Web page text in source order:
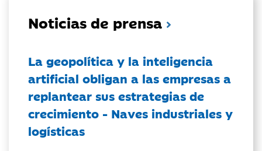
Noticias de prensa
La geopolítica y la inteligencia
artificial obligan a las empresas a
replantear sus estrategias de
crecimiento - Naves industriales y
logísticas